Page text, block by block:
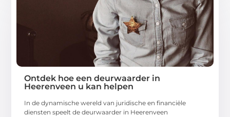
Ontdek hoe een deurwaarder in
Heerenveen u kan helpen
In de dynamische wereld van juridische en financiële
diensten speelt de deurwaarder in Heerenveen